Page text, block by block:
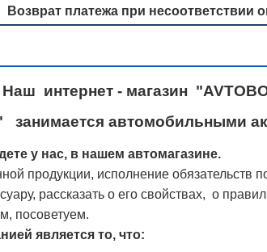
Возврат платежа при несоответствии
Наш интернет - магазин
занимается автомобильными
у нас, в нашем автомагазине.
продукции, исполнение обязательств
рассказать о его свойствах, о
посоветуем.
является то, что: